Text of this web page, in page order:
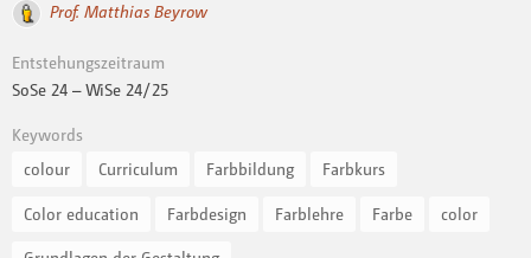
Prof. Matthias Beyrow
Entstehungszeitraum
SoSe 24 – WiSe 24 / 25
Keywords
colour
Curriculum Farbbildung Farbkurs
Color education Farbdesign Farblehre Farbe color